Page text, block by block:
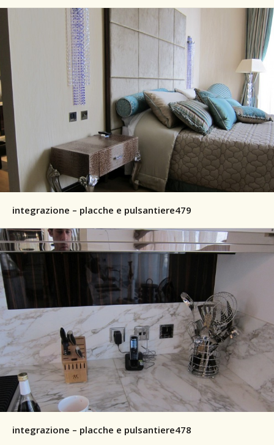
integrazione – placche e pulsantiere479
integrazione – placche e pulsantiere478